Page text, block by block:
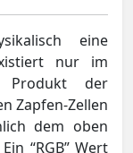
eine
nur im
Produkt der
Zapfen-Zellen
dem oben
“RGB” Wert